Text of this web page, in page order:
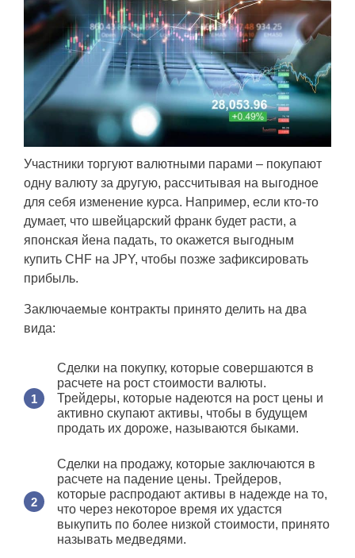
Участники торгуют валютными парами – покупают
одну валюту за другую, рассчитывая на выгодное
для себя изменение курса. Например, если кто-то
думает, что швейцарский франк будет расти, а
японская йена падать, то окажется выгодным
купить CHF на JPY, чтобы позже зафиксировать
прибыль.
Заключаемые контракты принято делить на два
вида:
Сделки на покупку, которые совершаются в
расчете на рост стоимости валюты.
Трейдеры, которые надеются на рост цены и
активно скупают активы, чтобы в будущем
продать их дороже, называются быками.
Сделки на продажу, которые заключаются в
расчете на падение цены. Трейдеров,
которые распродают активы в надежде на то,
что через некоторое время их удастся
выкупить по более низкой стоимости, принято
называть медведями.